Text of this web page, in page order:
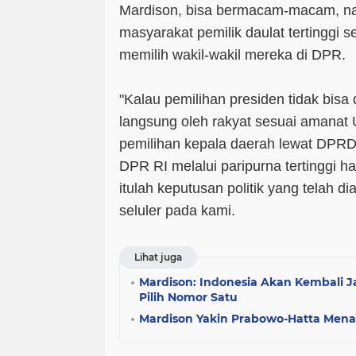
Mardison, bisa bermacam-macam,
masyarakat pemilik daulat tertinggi
memilih wakil-wakil mereka di DPR.
"Kalau pemilihan presiden tidak bisa
langsung oleh rakyat sesuai amanat
pemilihan kepala daerah lewat
DPR RI melalui paripurna tertinggi
itulah keputusan politik yang telah
seluler pada kami.
Lihat juga
Mardison: Indonesia Akan Kembali
Pilih Nomor Satu
Mardison Yakin Prabowo-Hatta